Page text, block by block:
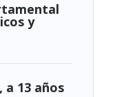
y
a 13 años